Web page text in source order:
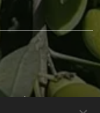
Deutsch